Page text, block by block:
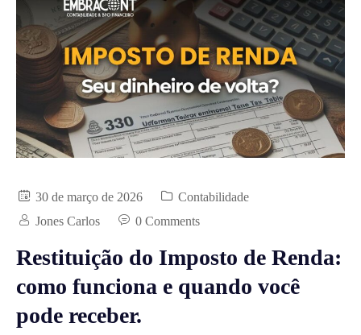
30 de março de 2026
Contabilidade
Jones Carlos
0 Comments
Restituição do Imposto de Renda:
como funciona e quando você
pode receber.